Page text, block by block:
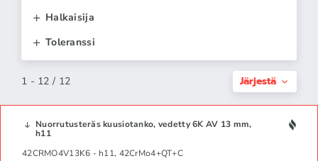
Halkaisija
Toleranssi
1 - 12 / 12 Järjestä
Nuorrutusteräs kuusiotanko, vedetty 6K AV 13 mm,
h11
42CRMO4V13K6 - h11, 42CrMo4+QT+C